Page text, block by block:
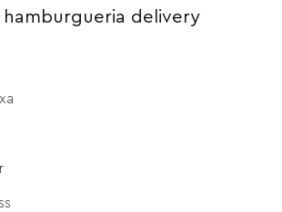
hamburgueria delivery